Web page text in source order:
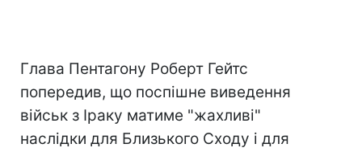
Глава Пентагону Роберт Гейтс
попередив, що поспішне виведення
військ з Іраку матиме "жахливі"
наслідки для Близького Сходу і для